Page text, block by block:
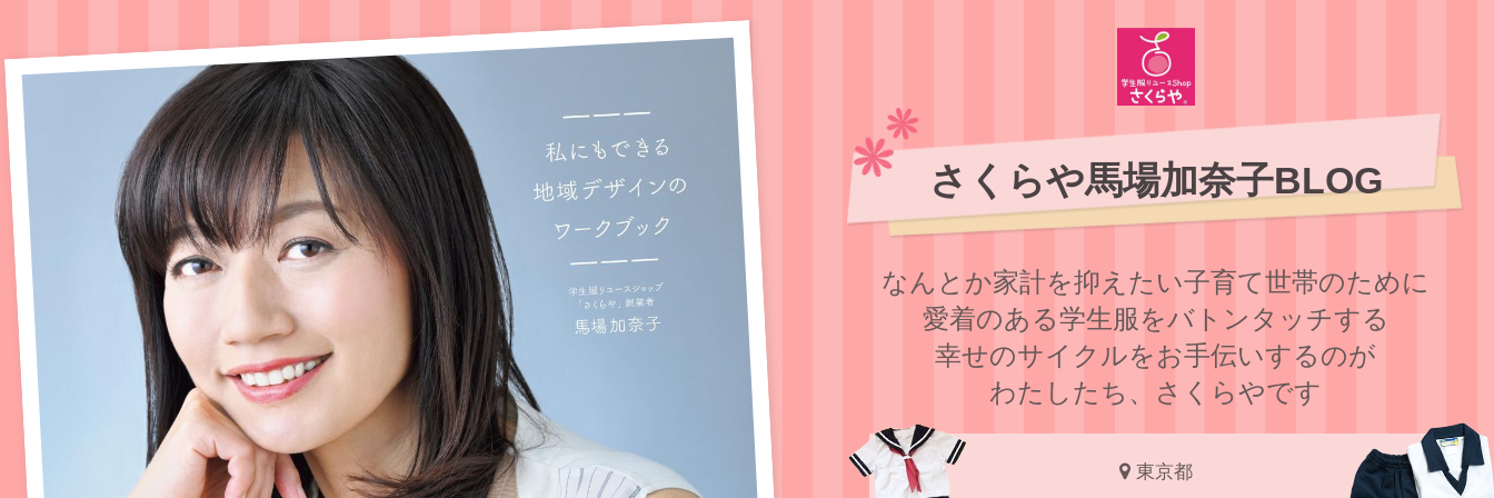
さくらや馬場加奈子BLOG
なんとか家計を抑えたい子育て世帯のために
愛着のある学⽣服をバトンタッチする
幸せのサイクルをお⼿伝いするのが
わたしたち、さくらやです
東京都